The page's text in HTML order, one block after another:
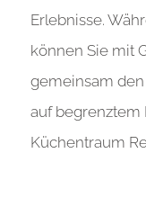
Erlebnisse.
können Sie mit
gemeinsam
auf begrenztem
Küchentraum